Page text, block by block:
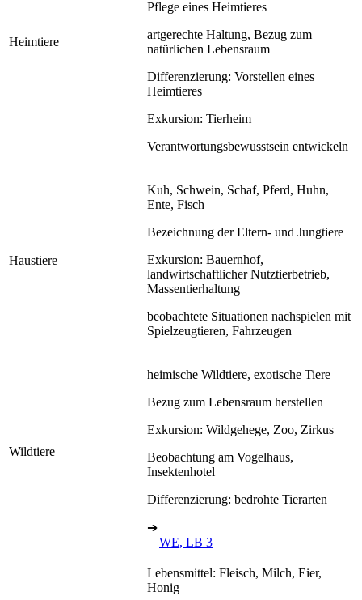
Heimtiere
Pflege eines Heimtieres
artgerechte Haltung, Bezug zum
natürlichen Lebensraum
Differenzierung: Vorstellen eines
Heimtieres
Exkursion: Tierheim
Verantwortungsbewusstsein entwickeln
Haustiere
Kuh, Schwein, Schaf, Pferd, Huhn,
Ente, Fisch
Bezeichnung der Eltern- und Jungtiere
Exkursion: Bauernhof,
landwirtschaftlicher Nutztierbetrieb,
Massentierhaltung
beobachtete Situationen nachspielen mit
Spielzeugtieren, Fahrzeugen
Wildtiere
heimische Wildtiere, exotische Tiere
Bezug zum Lebensraum herstellen
Exkursion: Wildgehege, Zoo, Zirkus
Beobachtung am Vogelhaus,
Insektenhotel
Differenzierung: bedrohte Tierarten
➔
WE, LB 3
Lebensmittel: Fleisch, Milch, Eier,
Honig